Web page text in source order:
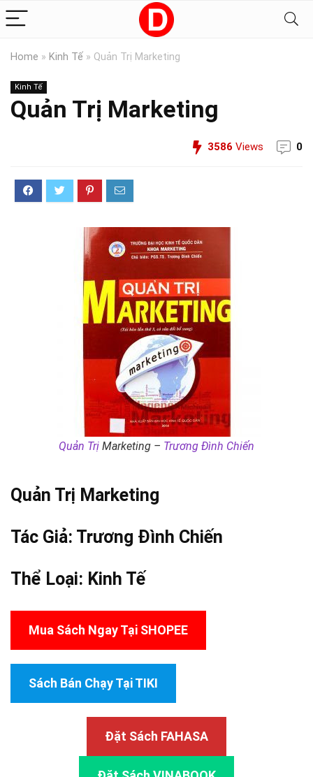
Home » Kinh Tế » Quản Trị Marketing
Kinh Tế
Quản Trị Marketing
3586 Views 0
Quản Trị Marketing – Trương Đình Chiến
Quản Trị Marketing
Tác Giả: Trương Đình Chiến
Thể Loại: Kinh Tế
Mua Sách Ngay Tại SHOPEE
Sách Bán Chạy Tại TIKI
Đặt Sách FAHASA